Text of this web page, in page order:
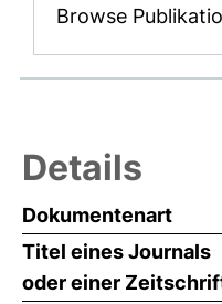
Browse
Details
Dokumentenart
Titel eines Journals
oder einer